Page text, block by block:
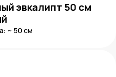
эвкалипт 50 см
~ 50 см